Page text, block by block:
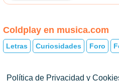
Coldplay en musica.com
Letras Curiosidades Foro
Política de Privacidad y